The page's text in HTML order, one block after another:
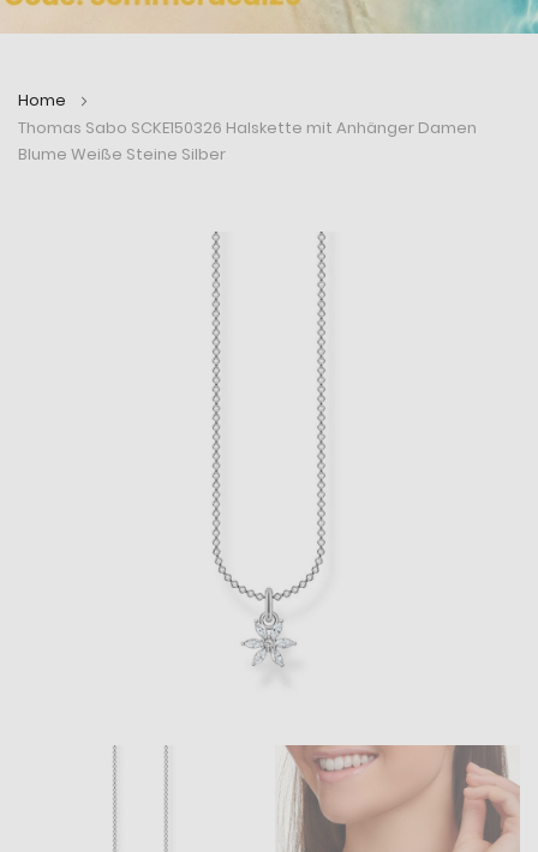
Home
Thomas Sabo SCKE150326 Halskette mit Anhänger Damen
Blume Weiße Steine Silber